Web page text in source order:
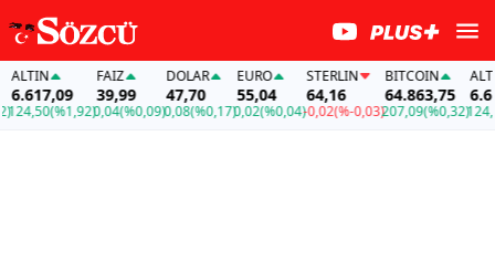
(%1,92)
FAİZ
39,99
0,04(%0,09)
DOLAR
47,70
0,08(%0,17)
EURO
55,04
0,02(%0,04)
STERLIN
64,16
-0,02(%-0,03)
BITCOIN
64.863,75
207,09(%0,32)
ALTIN
124,50